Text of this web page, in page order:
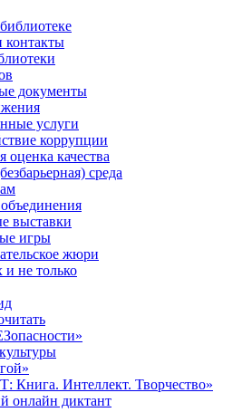
контакты
документы
услуги
коррупции
оценка качества
среда
выставки
игры
жюри
и не только
Книга. Интеллект. Творчество»
онлайн диктант